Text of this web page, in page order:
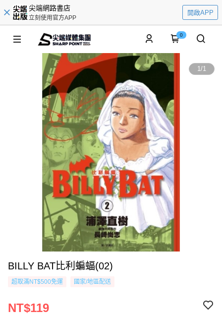
尖端網路書店
立刻使用官方APP
開啟APP
0
1/1
BILLY BAT比利蝙蝠(02)
超取滿NT$500免運 國家/地區配送
NT$119